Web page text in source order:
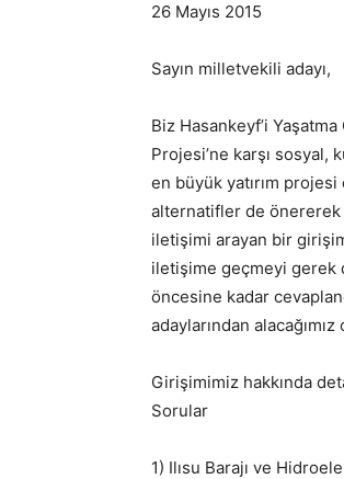
26 Mayıs 2015
Sayın milletvekili adayı,
Biz Hasankeyf’i
Projesi’ne karşı
en büyük yatırım
alternatifler de
iletişimi arayan bir
iletişime geçmeyi gerek
öncesine kadar
adaylarından
Girişimimiz hakkında
Sorular
1) Ilısu Barajı ve